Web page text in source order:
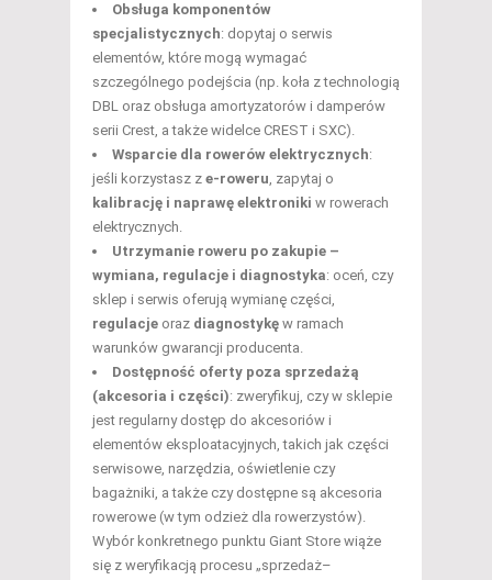
Obsługa komponentów
specjalistycznych: dopytaj o serwis
elementów, które mogą wymagać
szczególnego podejścia (np. koła z technologią
DBL oraz obsługa amortyzatorów i damperów
serii Crest, a także widelce CREST i SXC).
Wsparcie dla rowerów elektrycznych:
jeśli korzystasz z e-roweru, zapytaj o
kalibrację i naprawę elektroniki w rowerach
elektrycznych.
Utrzymanie roweru po zakupie –
wymiana, regulacje i diagnostyka: oceń, czy
sklep i serwis oferują wymianę części,
regulacje oraz diagnostykę w ramach
warunków gwarancji producenta.
Dostępność oferty poza sprzedażą
(akcesoria i części): zweryfikuj, czy w sklepie
jest regularny dostęp do akcesoriów i
elementów eksploatacyjnych, takich jak części
serwisowe, narzędzia, oświetlenie czy
bagażniki, a także czy dostępne są akcesoria
rowerowe (w tym odzież dla rowerzystów).
Wybór konkretnego punktu Giant Store wiąże
się z weryfikacją procesu „sprzedaż–